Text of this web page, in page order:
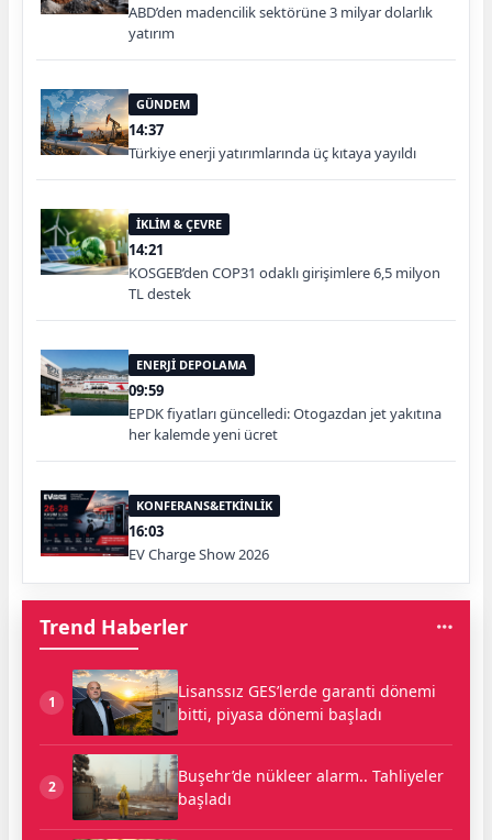
ABD’den madencilik sektörüne 3 milyar dolarlık
yatırım
GÜNDEM
14:37
Türkiye enerji yatırımlarında üç kıtaya yayıldı
İKLİM & ÇEVRE
14:21
KOSGEB’den COP31 odaklı girişimlere 6,5 milyon
TL destek
ENERJİ DEPOLAMA
09:59
EPDK fiyatları güncelledi: Otogazdan jet yakıtına
her kalemde yeni ücret
KONFERANS&ETKİNLİK
16:03
EV Charge Show 2026
Trend Haberler
1
Lisanssız GES’lerde garanti dönemi
bitti, piyasa dönemi başladı
2
Buşehr’de nükleer alarm.. Tahliyeler
başladı